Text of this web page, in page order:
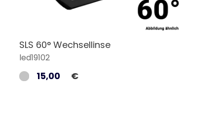
SLS 60° Wechsellinse
led19102
15,00 €